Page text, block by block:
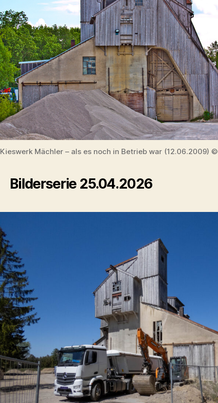
Kieswerk Mächler – als es noch in Betrieb war (12.06.2009)
Bilderserie 25.04.2026